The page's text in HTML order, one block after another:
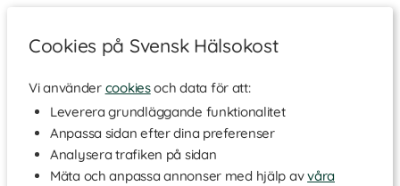
Cookies på Svensk Hälsokost
Vi använder cookiesoch data för att:
Leverera grundläggande funktionalitet
Anpassa sidan efter dina preferenser
Analysera trafiken på sidan
Mäta och anpassa annonser med hjälp avvåra
Varumärken
RÉVVI